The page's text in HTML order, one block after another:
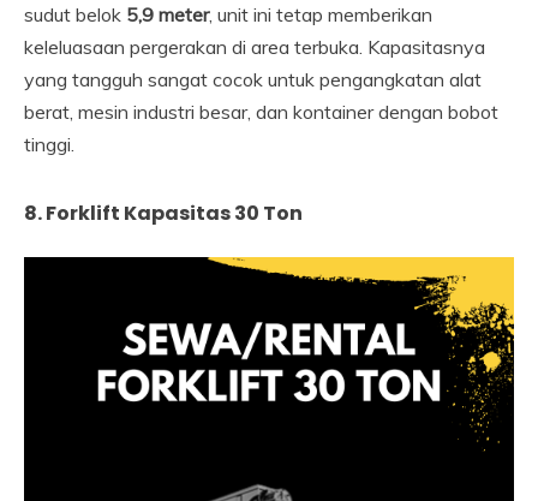
sudut belok 5,9 meter, unit ini tetap memberikan
keleluasaan pergerakan di area terbuka. Kapasitasnya
yang tangguh sangat cocok untuk pengangkatan alat
berat, mesin industri besar, dan kontainer dengan bobot
tinggi.
8. Forklift Kapasitas 30 Ton